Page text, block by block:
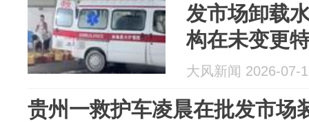
发市场卸载
构在未变更
况下，私自
回，对该院
大风新闻 2026-07-
贵州一救护车凌晨在批发市场